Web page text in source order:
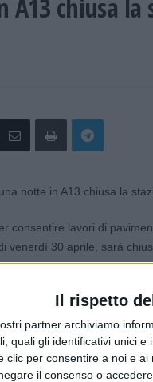
Il rispetto
partner archiviamo
quali gli identificativi unici
clic per consentire a noi e
il consenso o
A13 chiusa la
consentire lavori di
venerdì 30 aprile, sarà
proviene da Padova.
la stazione di Ferrara